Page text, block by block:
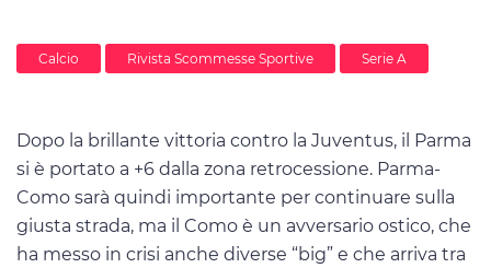
Calcio Rivista Scommesse Sportive Serie A
Dopo la brillante vittoria contro la Juventus, il Parma
si è portato a +6 dalla zona retrocessione. Parma-
Como sarà quindi importante per continuare sulla
giusta strada, ma il Como è un avversario ostico, che
ha messo in crisi anche diverse “big” e che arriva tra